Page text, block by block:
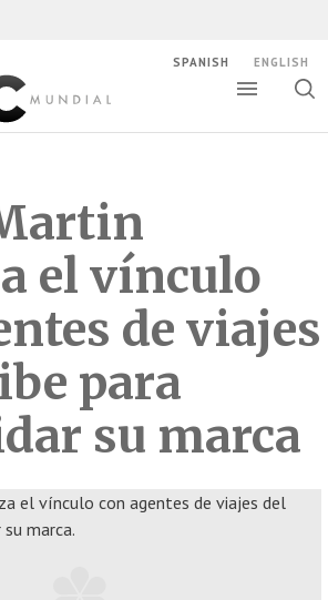
SPANISH ENGLISH
el vínculo
de viajes
para
su marca